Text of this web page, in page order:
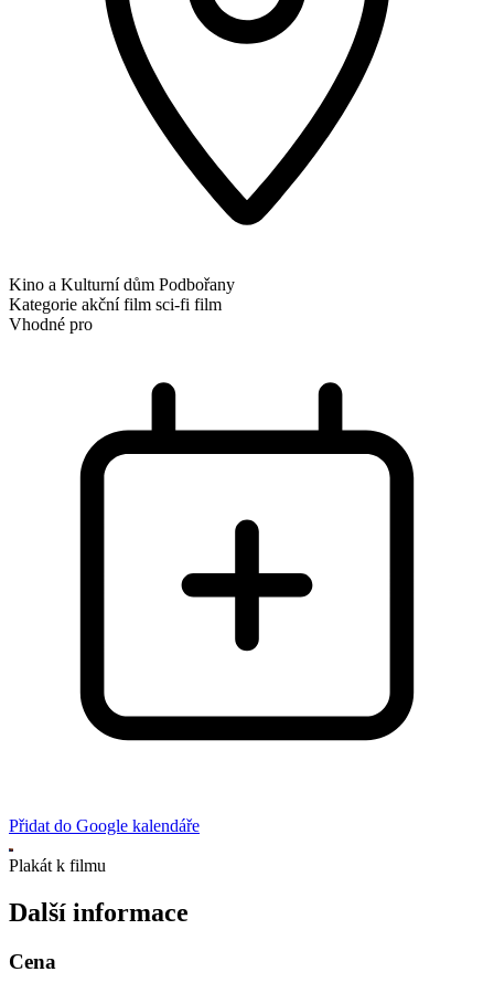
Kino a Kulturní dům Podbořany
Kategorie akční film sci-fi film
Vhodné pro
Přidat do Google kalendáře
Plakát k filmu
Další informace
Cena